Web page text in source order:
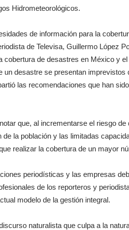
Hidrometeorológicos.
de información para la
de Televisa, Guillermo López
de desastres en México y
un desastre se presentan imprevistos
las recomendaciones que han
que, al incrementarse el riesgo
la población y las limitadas
realizar la cobertura de un mayor
periodísticas y las empresas
de los reporteros y
modelo de la gestión integral.
naturalista que culpa a la